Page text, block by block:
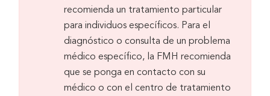
recomienda un tratamiento particular
para individuos específicos. Para el
diagnóstico o consulta de un problema
médico específico, la FMH recomienda
que se ponga en contacto con su
médico o con el centro de tratamiento